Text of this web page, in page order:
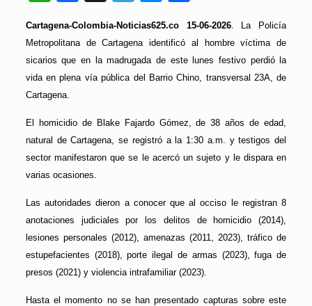
Cartagena-Colombia-Noticias625.co 15-06-2026. La Policía
Metropolitana de Cartagena identificó al hombre víctima de
sicarios que en la madrugada de este lunes festivo perdió la
vida en plena vía pública del Barrio Chino, transversal 23A, de
Cartagena.
El homicidio de Blake Fajardo Gómez, de 38 años de edad,
natural de Cartagena, se registró a la 1:30 a.m. y testigos del
sector manifestaron que se le acercó un sujeto y le dispara en
varias ocasiones.
Las autoridades dieron a conocer que al occiso le registran 8
anotaciones judiciales por los delitos de homicidio (2014),
lesiones personales (2012), amenazas (2011, 2023), tráfico de
estupefacientes (2018), porte ilegal de armas (2023), fuga de
presos (2021) y violencia intrafamiliar (2023).
Hasta el momento no se han presentado capturas sobre este